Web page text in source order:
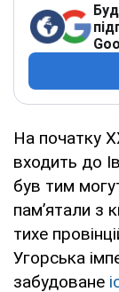
На початку
входить до
був тим
пам’ятали з
тихе
Угорська
забудоване